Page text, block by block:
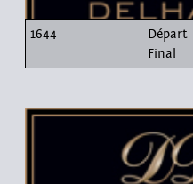
1644 Départ
Final